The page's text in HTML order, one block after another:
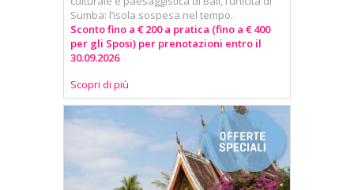
Sumba: l’isola sospesa nel tempo.
Sconto fino a € 200 a pratica (fino a € 400
per gli Sposi) per prenotazioni entro il
30.09.2026
Scopri di più